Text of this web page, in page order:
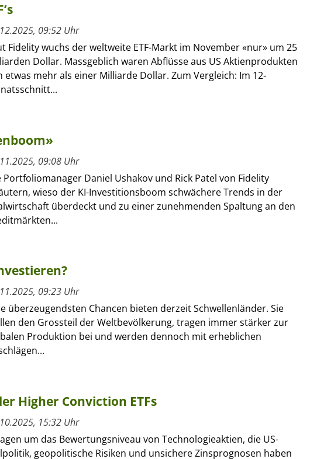
09:52 Uhr
Fidelity wuchs der weltweite ETF-Markt im November «nur» um 25
Dollar. Massgeblich waren Abflüsse aus US Aktienprodukten
etwas mehr als einer Milliarde Dollar. Zum Vergleich: Im 12-
09:08 Uhr
Portfoliomanager Daniel Ushakov und Rick Patel von Fidelity
wieso der KI-Investitionsboom schwächere Trends in der
überdeckt und zu einer zunehmenden Spaltung an den
09:23 Uhr
überzeugendsten Chancen bieten derzeit Schwellenländer. Sie
den Grossteil der Weltbevölkerung, tragen immer stärker zur
Produktion bei und werden dennoch mit erheblichen
Higher Conviction ETFs
15:32 Uhr
um das Bewertungsniveau von Technologieaktien, die US-
geopolitische Risiken und unsichere Zinsprognosen haben